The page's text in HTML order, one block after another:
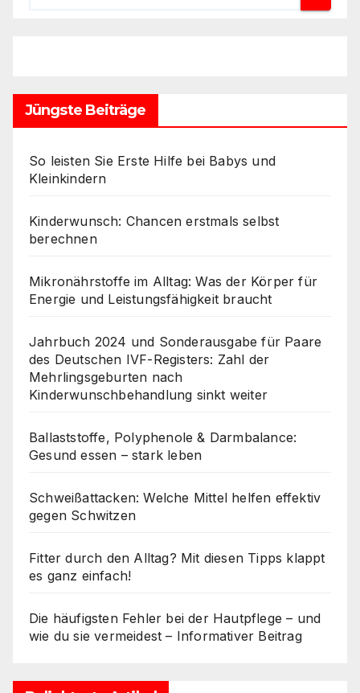
Jüngste Beiträge
So leisten Sie Erste Hilfe bei Babys und
Kleinkindern
Kinderwunsch: Chancen erstmals selbst
berechnen
Mikronährstoffe im Alltag: Was der Körper für
Energie und Leistungsfähigkeit braucht
Jahrbuch 2024 und Sonderausgabe für Paare
des Deutschen IVF-Registers: Zahl der
Mehrlingsgeburten nach
Kinderwunschbehandlung sinkt weiter
Ballaststoffe, Polyphenole & Darmbalance:
Gesund essen – stark leben
Schweißattacken: Welche Mittel helfen effektiv
gegen Schwitzen
Fitter durch den Alltag? Mit diesen Tipps klappt
es ganz einfach!
Die häufigsten Fehler bei der Hautpflege – und
wie du sie vermeidest – Informativer Beitrag